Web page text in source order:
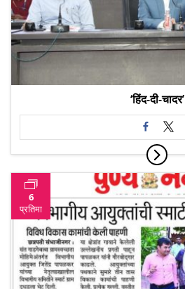
‘हिंद-दी-चादर’
6
प्रतिमा